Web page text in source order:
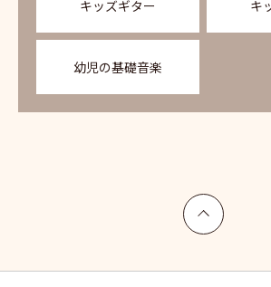
キッズギター キ
幼児の基礎音楽
上へ戻る